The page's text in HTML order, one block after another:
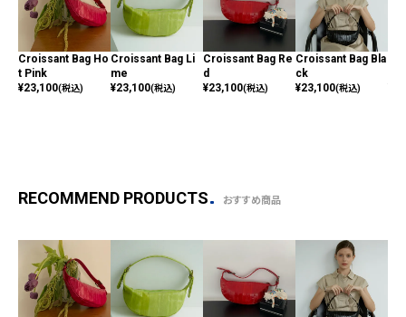
Croissant Bag Ho
t Pink
¥23,100(税込)
Croissant Bag Li
me
¥23,100(税込)
Croissant Bag Re
d
¥23,100(税込)
Croissant Bag Bla
ck
¥23,100(税込)
RECOMMEND PRODUCTS おすすめ商品